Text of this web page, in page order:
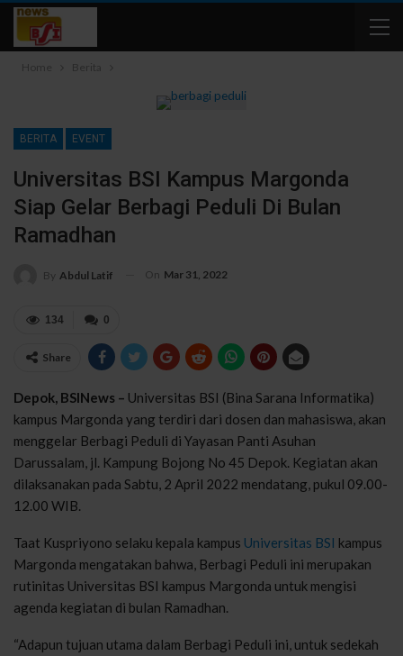
Home Berita
BERITA EVENT
Universitas BSI Kampus Margonda
Siap Gelar Berbagi Peduli Di Bulan
Ramadhan
By Abdul Latif On Mar 31, 2022
0
134
Share
Depok, BSINews – Universitas BSI (Bina Sarana Informatika)
kampus Margonda yang terdiri dari dosen dan mahasiswa, akan
menggelar Berbagi Peduli di Yayasan Panti Asuhan
Darussalam, jl. Kampung Bojong No 45 Depok. Kegiatan akan
dilaksanakan pada Sabtu, 2 April 2022 mendatang, pukul 09.00-
12.00 WIB.
Taat Kuspriyono selaku kepala kampus Universitas BSI kampus
Margonda mengatakan bahwa, Berbagi Peduli ini merupakan
rutinitas Universitas BSI kampus Margonda untuk mengisi
agenda kegiatan di bulan Ramadhan.
“Adapun tujuan utama dalam Berbagi Peduli ini, untuk sedekah